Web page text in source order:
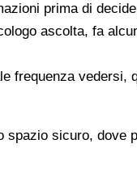
prima di
ascolta, fa
frequenza vedersi,
sicuro, dove